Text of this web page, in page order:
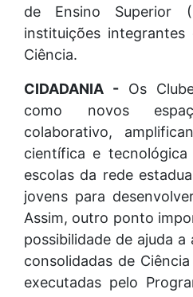
de Ensino Superior
instituições integrantes
Ciência.
CIDADANIA -Os
como novos
colaborativo,
científica e
escolas da rede
jovens para
Assim, outro ponto
possibilidade de ajuda
consolidadas de
executadas pelo